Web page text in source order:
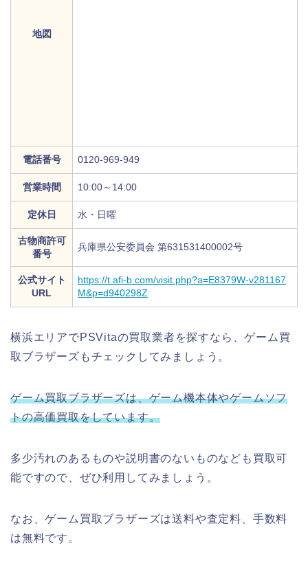
地図
電話番号 0120-969-949
営業時間 10:00～14:00
定休日 水・日曜
古物商許可
番号
兵庫県公安委員会 第631531400002号
公式サイト
URL
https://t.afi-b.com/visit.php?a=E8379W-v281167
M&p=d940298Z
横浜エリアでPSVitaの買取業者を探すなら、ゲーム買
取ブラザーズもチェックしてみましょう。
ゲーム買取ブラザーズは、ゲーム機本体やゲームソフ
トの高価買取をしています。
多少汚れのあるものや説明書のないものなども買取可
能ですので、ぜひ利用してみましょう。
なお、ゲーム買取ブラザーズは送料や査定料、手数料
は無料です。